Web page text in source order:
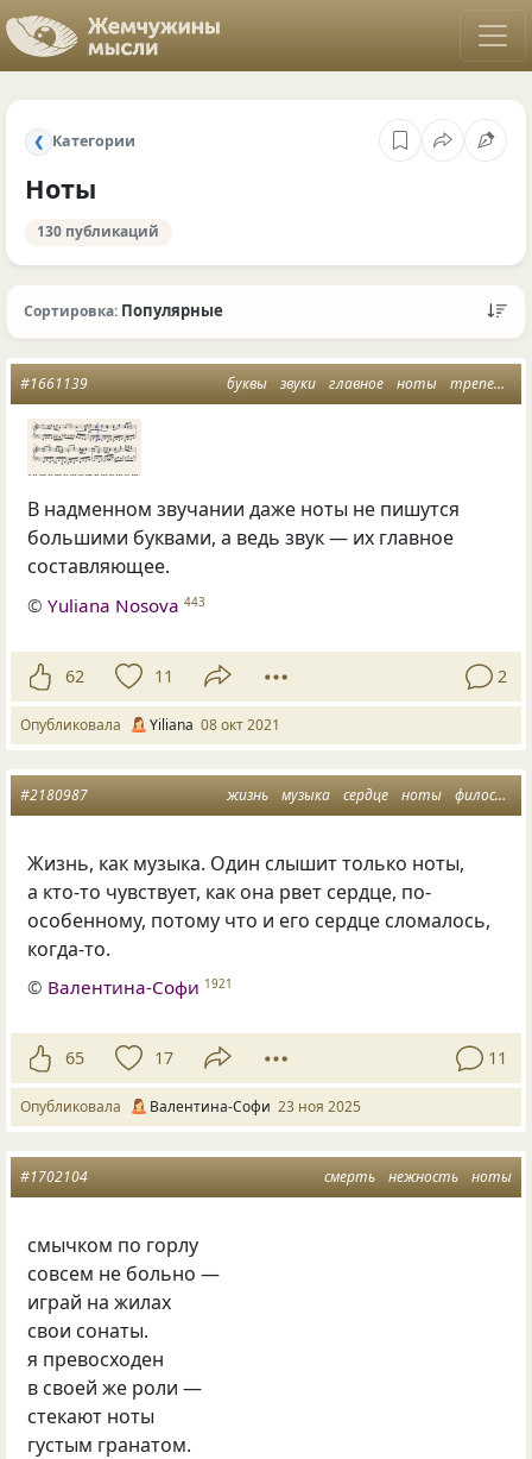
❮ Категории
Ноты
130 публикаций
Сортировка: Популярные
буквы звуки главное ноты трепет мысли
#1661139
В надменном звучании даже ноты не пишутся
большими буквами, а ведь звук — их главное
составляющее.
©Yuliana Nosova 443
62 11 2
Опубликовала Yiliana 08 окт 2021
жизнь музыка сердце ноты философия жизни
#2180987
Жизнь, как музыка. Один слышит только ноты,
а кто-то чувствует, как она рвет сердце, по-
особенному, потому что и его сердце сломалось,
когда-то.
© Валентина-Софи 1921
65 17 11
Опубликовала Валентина-Софи 23 ноя 2025
смерть нежность ноты
#1702104
смычком по горлу
совсем не больно —
играй на жилах
свои сонаты.
я превосходен
в своей же роли —
стекают ноты
густым гранатом.